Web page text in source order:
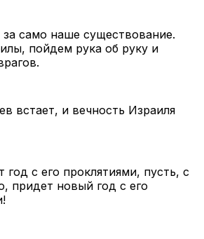
само наше существование.
пойдем рука об руку и
встает, и вечность Израиля
год с его проклятиями, пусть, с
придет новый год с его